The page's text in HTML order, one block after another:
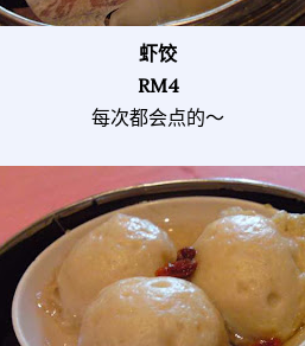
虾饺
RM4
每次都会点的～